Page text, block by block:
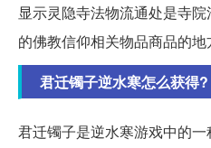
显示灵隐寺法物流通处是寺
的佛教信仰相关物品商品的地
君迁镯子逆水寒怎么获得?
君迁镯子是逆水寒游戏中的